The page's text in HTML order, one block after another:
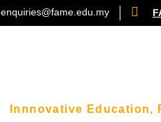
enquiries@fame.edu.my
Innnovative Education,